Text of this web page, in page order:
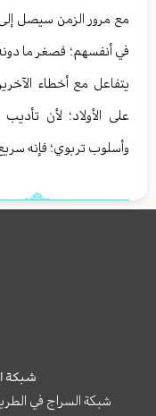
مع مرور الزمن سيصل
في أنفسهم؛ فصغر ما
يتفاعل مع أخطاء
على الأولاد؛ لأن
وأسلوب تربوي؛ فإنه سريع
شبكة
شبكة السراج في